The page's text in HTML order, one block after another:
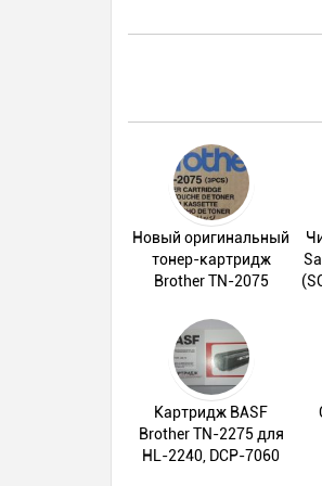
Новый оригинальный
тонер-картридж
Brother TN-2075
Картридж BASF
Brother TN-2275 для
HL-2240, DCP-7060